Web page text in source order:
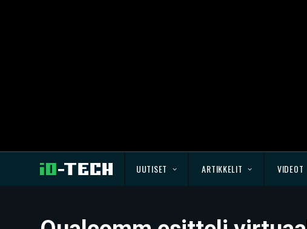
UUTISET ARTIKKELIT VIDEOT